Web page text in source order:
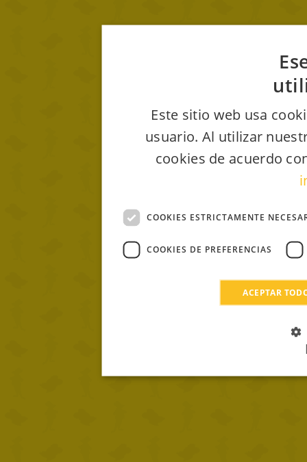
Este sitio web usa
usuario. Al utilizar
cookies de acuerdo
COOKIES ESTRICTAMENTE
COOKIES DE PREFERENCIAS
ACEPTAR